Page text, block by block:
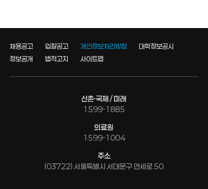
채용공고 입찰공고 개인정보처리방침
대학정보공시
정보공개
법적고지 사이트맵
신촌·국제 / 미래
1599-1885
의료원
1599-1004
주소
(03722) 서울특별시 서대문구 연세로 50